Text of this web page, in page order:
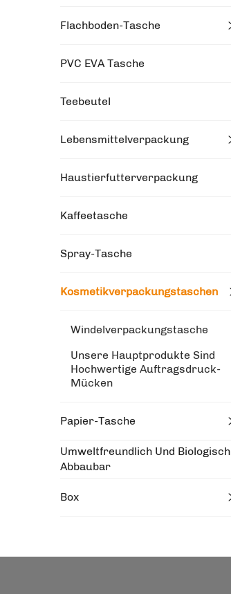
Flachboden-Tasche
PVC EVA Tasche
Teebeutel
Lebensmittelverpackung
Haustierfutterverpackung
Kaffeetasche
Spray-Tasche
Kosmetikverpackungstaschen
Windelverpackungstasche
Unsere Hauptprodukte Sind
Hochwertige Auftragsdruck-
Mücken
Papier-Tasche
Umweltfreundlich Und Biologisch
Abbaubar
Box